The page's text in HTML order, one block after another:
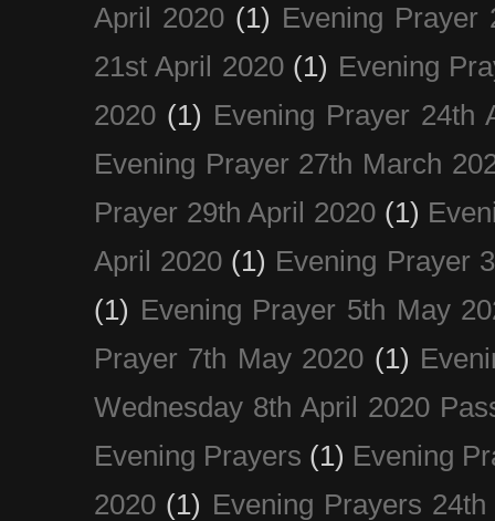
April 2020 (1) Evening Prayer
21st April 2020 (1) Evening
2020 (1) Evening Prayer 24th
Evening Prayer 27th March
Prayer 29th April 2020 (1)
April 2020 (1) Evening Prayer
(1) Evening Prayer 5th May
Prayer 7th May 2020 (1)
Wednesday 8th April 2020
Evening Prayers (1) Evening
2020 (1) Evening Prayers